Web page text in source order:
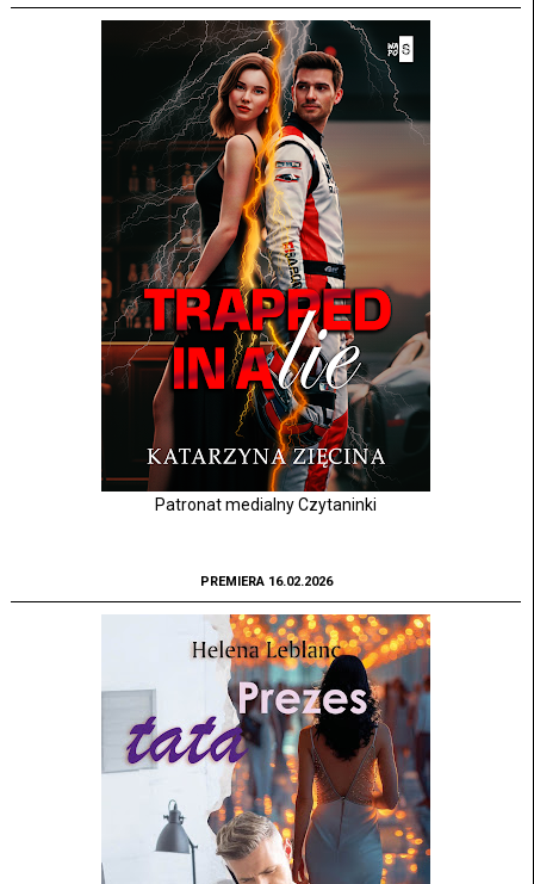
Patronat medialny Czytaninki
PREMIERA 16.02.2026